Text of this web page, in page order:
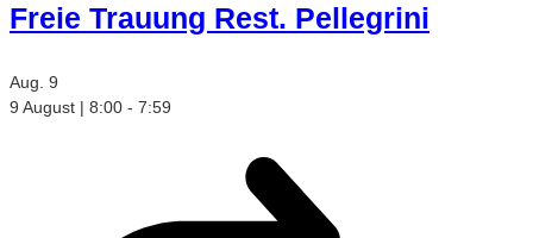
Freie Trauung Rest. Pellegrini
Aug. 9
9 August | 8:00 - 7:59